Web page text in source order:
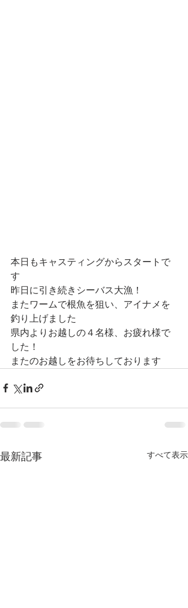
本日もキャスティングからスタートで
す
昨日に引き続きシーバス大漁！
またワームで根魚を狙い、アイナメを
釣り上げました
県内よりお越しの４名様、お疲れ様で
した！
またのお越しをお待ちしております
最新記事 すべて表示